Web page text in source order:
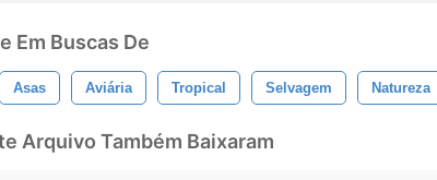
Em Buscas De
Asas Aviária Tropical Selvagem Natureza
Arquivo Também Baixaram